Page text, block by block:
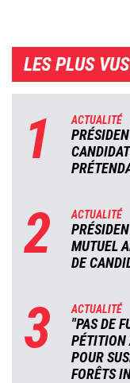
LES PLUS VUS
1 ACTUALITÉ
2 ACTUALITÉ
MUTUEL
DE
3 ACTUALITÉ
"PAS DE
PÉTITION
POUR
FORÊTS